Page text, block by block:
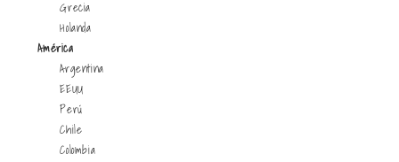
Grecia
Holanda
América
Argentina
EEUU
Perú
Chile
Colombia